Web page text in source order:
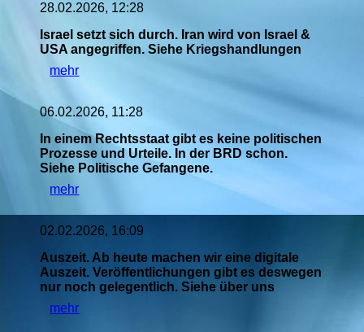
28.02.2026, 12:28
Israel setzt sich durch. Iran wird von Israel &
USA angegriffen. Siehe Kriegshandlungen
mehr
06.02.2026, 11:28
In einem Rechtsstaat gibt es keine politischen
Prozesse und Urteile. In der BRD schon.
Siehe Politische Gefangene.
mehr
02.02.2026, 16:09
Auszeit. Ab heute machen wir eine digitale
Auszeit. Veröffentlichungen gibt es deswegen
nur noch gelegentlich. Siehe über uns
mehr